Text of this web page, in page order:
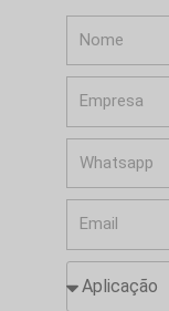
o
e
m
r
s
W
h
t
a
m
ip